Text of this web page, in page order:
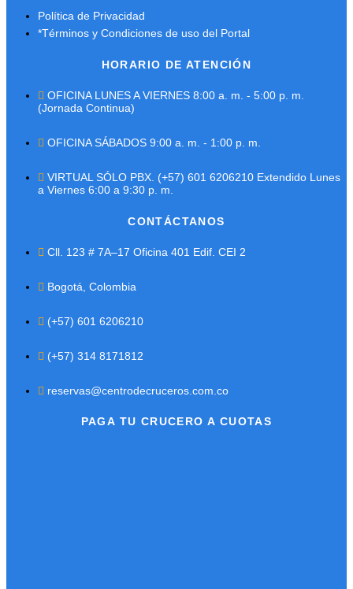
Política de Privacidad
*Términos y Condiciones de uso del Portal
HORARIO DE ATENCIÓN
OFICINA LUNES A VIERNES 8:00 a. m. - 5:00 p. m.
(Jornada Continua)
OFICINA SÁBADOS 9:00 a. m. - 1:00 p. m.
VIRTUAL SÓLO PBX. (+57) 601 6206210 Extendido Lunes
a Viernes 6:00 a 9:30 p. m.
CONTÁCTANOS
Cll. 123 # 7A–17 Oficina 401 Edif. CEI 2
Bogotá, Colombia
(+57) 601 6206210
(+57) 314 8171812
reservas@centrodecruceros.com.co
PAGA TU CRUCERO A CUOTAS